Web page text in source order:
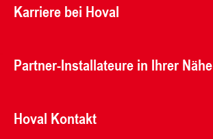
Karriere bei Hoval
Partner-Installateure in Ihrer Nähe
Hoval Kontakt